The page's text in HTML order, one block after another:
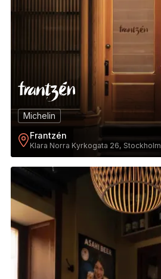
Michelin
Frantzén
Klara Norra Kyrkogata 26, Stockholm